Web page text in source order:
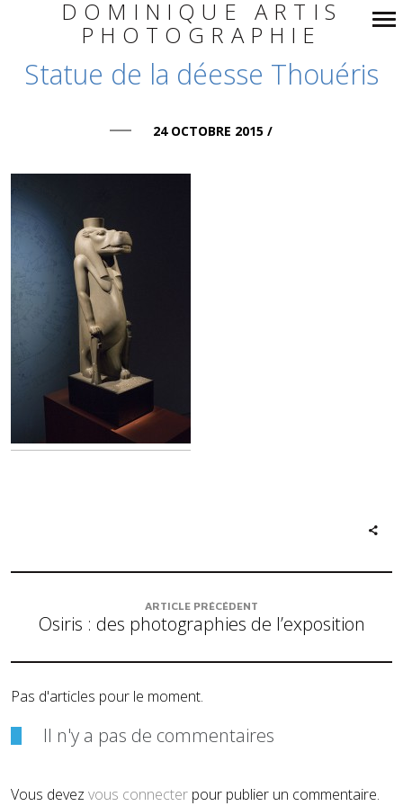
Navigation
principale
DOMINIQUE ARTIS
PHOTOGRAPHIE
Statue de la déesse Thouéris
24 OCTOBRE 2015/
ARTICLE PRÉCÉDENT
Osiris : des photographies de l’exposition
Pas d'articles pour le moment.
Il n'y a pas de commentaires
Vous devez vous connecter pour publier un commentaire.